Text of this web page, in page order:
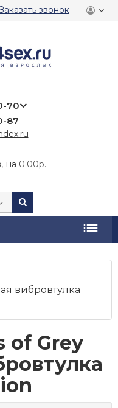
звонок
70
87
на 0.00р.
вибровтулка
of Grey